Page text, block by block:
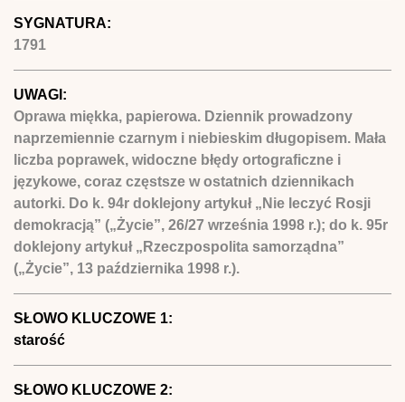
SYGNATURA:
1791
UWAGI:
Oprawa miękka, papierowa. Dziennik prowadzony
naprzemiennie czarnym i niebieskim długopisem. Mała
liczba poprawek, widoczne błędy ortograficzne i
językowe, coraz częstsze w ostatnich dziennikach
autorki. Do k. 94r doklejony artykuł „Nie leczyć Rosji
demokracją” („Życie”, 26/27 września 1998 r.); do k. 95r
doklejony artykuł „Rzeczpospolita samorządna”
(„Życie”, 13 października 1998 r.).
SŁOWO KLUCZOWE 1:
starość
SŁOWO KLUCZOWE 2: